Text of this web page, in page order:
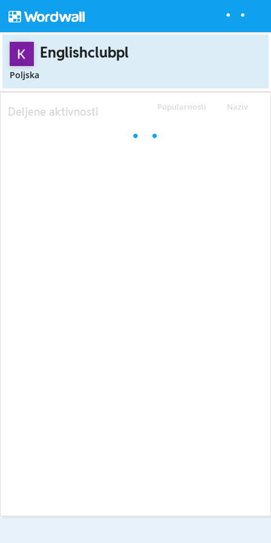
Englishclubpl
Poljska
Popularnosti Naziv
Deljene aktivnosti